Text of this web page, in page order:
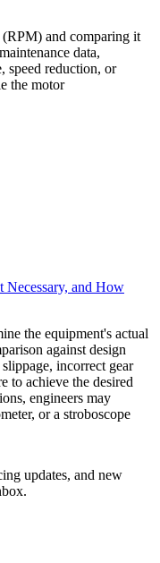
and comparing it
data,
speed reduction, or
the motor
Necessary, and How
the equipment's actual
against design
incorrect gear
to achieve the desired
engineers may
or a stroboscope
updates, and new